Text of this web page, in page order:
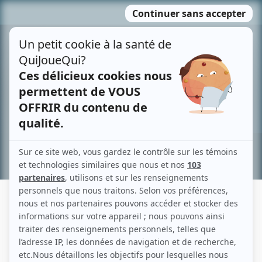
MENU
contenu
Recherche avancée »
PUBLIVISION
Liens
Fiche de Publivision sur Showbizz.net